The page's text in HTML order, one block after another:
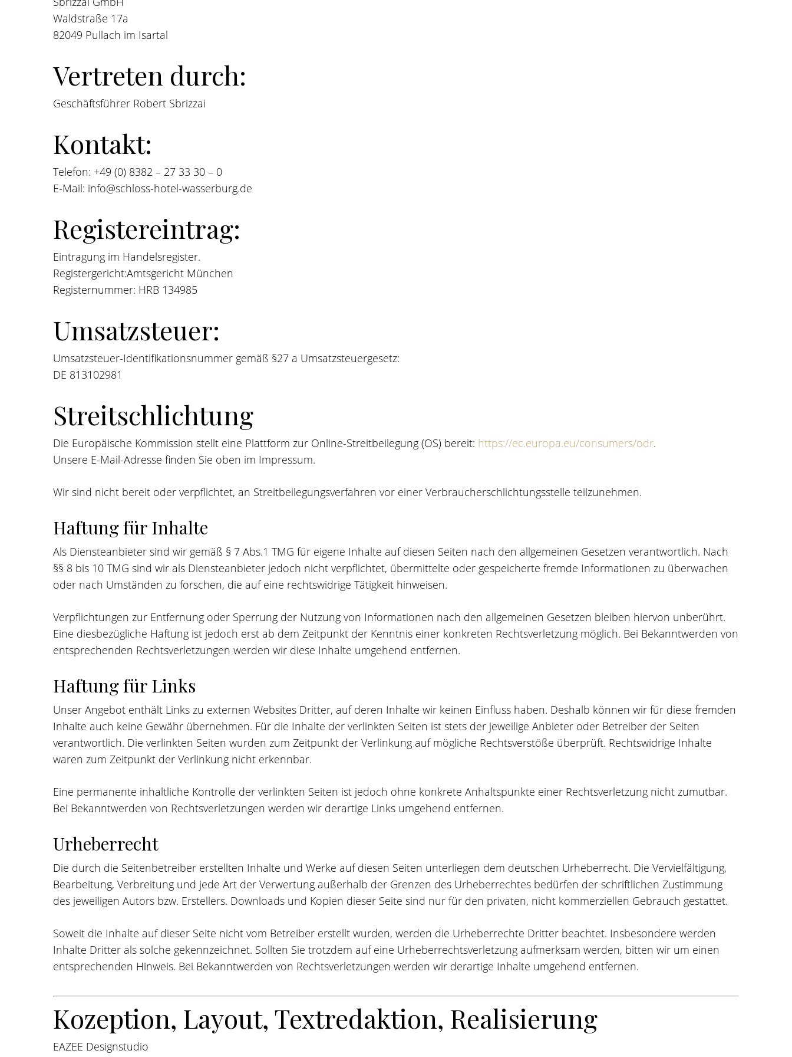
Waldstraße 17a
82049 Pullach im Isartal
Vertreten durch:
Geschäftsführer Robert Sbrizzai
Kontakt:
Telefon: +49 (0) 8382 – 27 33 30 – 0
E-Mail: info@schloss-hotel-wasserburg.de
Registereintrag:
Eintragung im Handelsregister.
Registergericht:Amtsgericht München
Registernummer: HRB 134985
Umsatzsteuer:
Umsatzsteuer-Identifikationsnummer gemäß §27 a Umsatzsteuergesetz:
DE 813102981
Streitschlichtung
Die Europäische Kommission stellt eine Plattform zur Online-Streitbeilegung (OS) bereit: https://ec.europa.eu/consumers/odr.
Unsere E-Mail-Adresse finden Sie oben im Impressum.
Wir sind nicht bereit oder verpflichtet, an Streitbeilegungsverfahren vor einer Verbraucherschlichtungsstelle teilzunehmen.
Haftung für Inhalte
Als Diensteanbieter sind wir gemäß § 7 Abs.1 TMG für eigene Inhalte auf diesen Seiten nach den allgemeinen Gesetzen verantwortlich. Nach
§§ 8 bis 10 TMG sind wir als Diensteanbieter jedoch nicht verpflichtet, übermittelte oder gespeicherte fremde Informationen zu überwachen
oder nach Umständen zu forschen, die auf eine rechtswidrige Tätigkeit hinweisen.
Verpflichtungen zur Entfernung oder Sperrung der Nutzung von Informationen nach den allgemeinen Gesetzen bleiben hiervon unberührt.
Eine diesbezügliche Haftung ist jedoch erst ab dem Zeitpunkt der Kenntnis einer konkreten Rechtsverletzung möglich. Bei Bekanntwerden von
entsprechenden Rechtsverletzungen werden wir diese Inhalte umgehend entfernen.
Haftung für Links
Unser Angebot enthält Links zu externen Websites Dritter, auf deren Inhalte wir keinen Einfluss haben. Deshalb können wir für diese fremden
Inhalte auch keine Gewähr übernehmen. Für die Inhalte der verlinkten Seiten ist stets der jeweilige Anbieter oder Betreiber der Seiten
verantwortlich. Die verlinkten Seiten wurden zum Zeitpunkt der Verlinkung auf mögliche Rechtsverstöße überprüft. Rechtswidrige Inhalte
waren zum Zeitpunkt der Verlinkung nicht erkennbar.
Eine permanente inhaltliche Kontrolle der verlinkten Seiten ist jedoch ohne konkrete Anhaltspunkte einer Rechtsverletzung nicht zumutbar.
Bei Bekanntwerden von Rechtsverletzungen werden wir derartige Links umgehend entfernen.
Urheberrecht
Die durch die Seitenbetreiber erstellten Inhalte und Werke auf diesen Seiten unterliegen dem deutschen Urheberrecht. Die Vervielfältigung,
Bearbeitung, Verbreitung und jede Art der Verwertung außerhalb der Grenzen des Urheberrechtes bedürfen der schriftlichen Zustimmung
des jeweiligen Autors bzw. Erstellers. Downloads und Kopien dieser Seite sind nur für den privaten, nicht kommerziellen Gebrauch gestattet.
Soweit die Inhalte auf dieser Seite nicht vom Betreiber erstellt wurden, werden die Urheberrechte Dritter beachtet. Insbesondere werden
Inhalte Dritter als solche gekennzeichnet. Sollten Sie trotzdem auf eine Urheberrechtsverletzung aufmerksam werden, bitten wir um einen
entsprechenden Hinweis. Bei Bekanntwerden von Rechtsverletzungen werden wir derartige Inhalte umgehend entfernen.
Kozeption, Layout, Textredaktion, Realisierung
EAZEE Designstudio